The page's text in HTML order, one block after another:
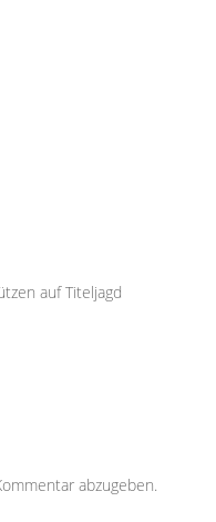
auf Titeljagd
abzugeben.